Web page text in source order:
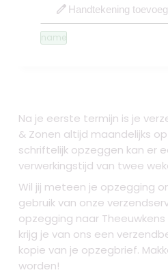
edit Handtekening
name
Na je eerste termijn is je
& Zonen altijd maandelijks
schriftelijk opzeggen kan er
verwerkingstijd van twee
Wil jij meteen je opzegging
gebruik van onze
opzegging naar Theeuwkens
krijg je van ons een
kopie van je opzegbrief.
worden!